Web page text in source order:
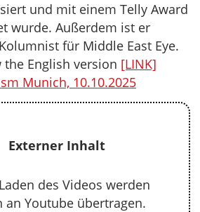
und mit einem Telly Award
wurde. Außerdem ist er
für Middle East Eye.
the English version [LINK]
Munich, 10.10.2025
Externer Inhalt
des Videos werden
an Youtube übertragen.